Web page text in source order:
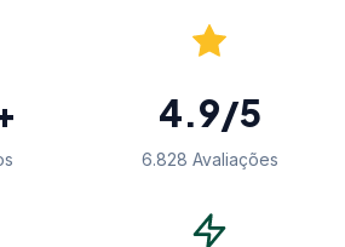
4.9/5
6.828 Avaliações